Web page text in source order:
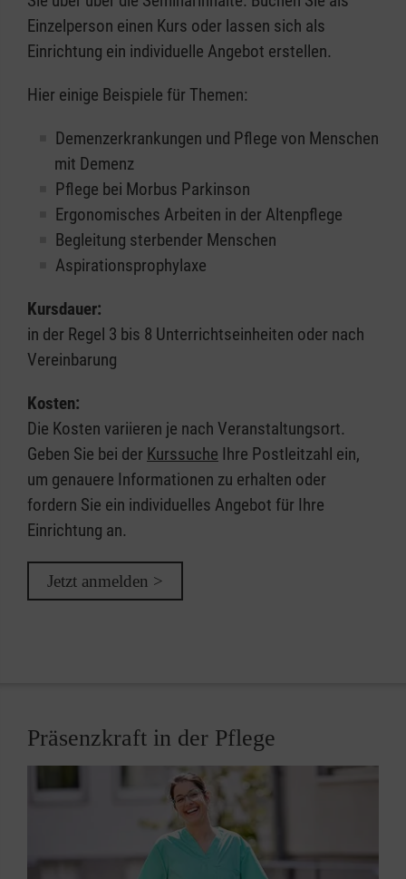
Einzelperson einen Kurs oder lassen sich als
Einrichtung ein individuelle Angebot erstellen.
Hier einige Beispiele für Themen:
Demenzerkrankungen und Pflege von Menschen
mit Demenz
Pflege bei Morbus Parkinson
Ergonomisches Arbeiten in der Altenpflege
Begleitung sterbender Menschen
Aspirationsprophylaxe
Kursdauer:
in der Regel 3 bis 8 Unterrichtseinheiten oder nach
Vereinbarung
Kosten:
Die Kosten variieren je nach Veranstaltungsort.
Geben Sie bei der Kurssuche Ihre Postleitzahl ein,
um genauere Informationen zu erhalten oder
fordern Sie ein individuelles Angebot für Ihre
Einrichtung an.
Jetzt anmelden >
Präsenzkraft in der Pflege